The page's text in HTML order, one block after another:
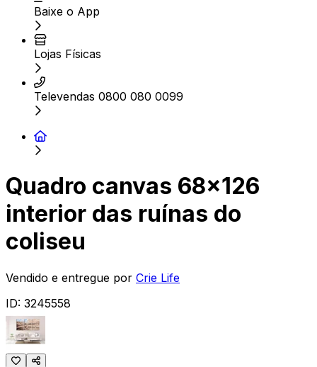
Baixe o App
Lojas Físicas
Televendas 0800 080 0099
Quadro canvas 68x126
interior das ruínas do
coliseu
Vendido e entregue por Crie Life
ID: 3245558